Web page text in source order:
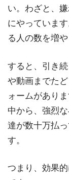
い。わざと、
にやっていま
る人の数を増
すると、引き
や動画までた
ォームがあり
中から、強烈
達が数十万払っ
す。
つまり、効果